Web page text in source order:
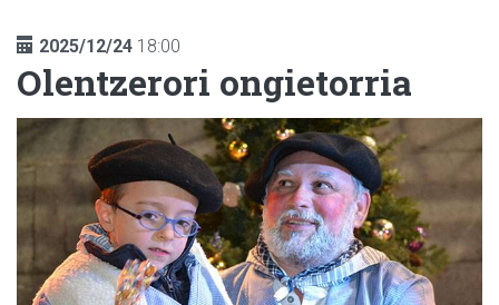
2025/12/24 18:00
Olentzerori ongietorria